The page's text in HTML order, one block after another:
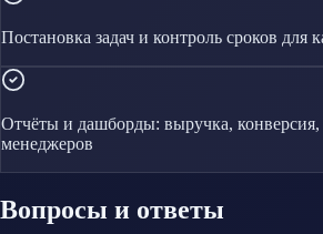
Постановка задач и контроль сроков для
Отчёты и дашборды: выручка, конверсия,
менеджеров
Вопросы и ответы